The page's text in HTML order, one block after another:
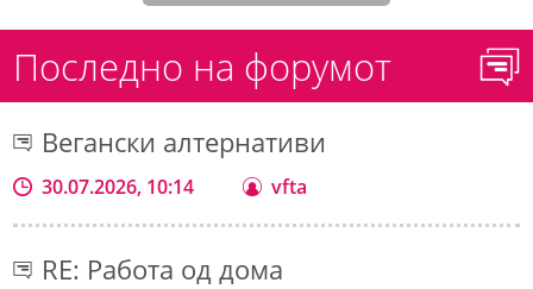
Последно на форумот
Вегански алтернативи
30.07.2026, 10:14 vfta
RE: Работа од дома